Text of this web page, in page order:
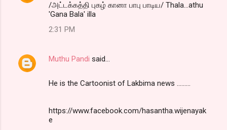
/அட்டக்கத்தி புகழ் கானா பாபு பாடிய/ Thala...athu
'Gana Bala' illa
2:31 PM
Muthu Pandi said…
He is the Cartoonist of Lakbima news .........
https://www.facebook.com/hasantha.wijenayak
e